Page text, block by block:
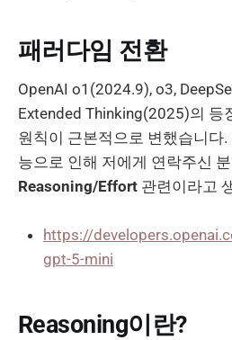
패러다임 전환
OpenAI o1(2024.9), o3,
Extended Thinking(2025)의 등
원칙이 근본적으로 변했습니다
능으로 인해 저에게 연락주신
Reasoning/Effort 관련이라고
https://
gpt-5-mini
Reasoning이란?